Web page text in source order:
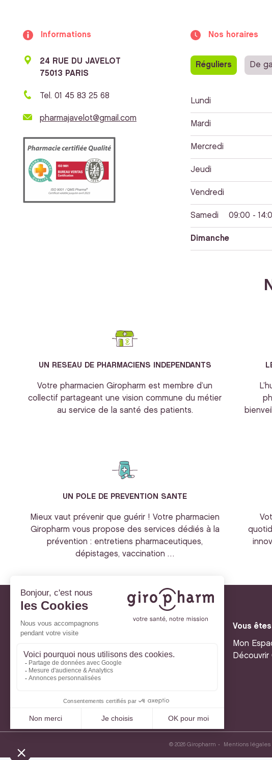
Informations
24 RUE DU JAVELOT
75013 PARIS
Tel. 01 45 83 25 68
pharmajavelot@gmail.com
Nos horaires
Réguliers De
Lundi
Mardi
Mercredi
Jeudi
Vendredi
Samedi 09:00 -
Dimanche
UN RESEAU DE PHARMACIENS INDEPENDANTS
Votre pharmacien Giropharm est membre d’un
collectif partageant une vision commune du métier
au service de la santé des patients.
UN POLE DE PREVENTION SANTE
Mieux vaut prévenir que guérir ! Votre pharmacien
Giropharm vous propose des services dédiés à la
prévention : entretiens pharmaceutiques,
dépistages, vaccination …
À votre service
Mon Espace Patient
Vous
Mon
Découvrir
© 2026 Giropharm Mentions légales